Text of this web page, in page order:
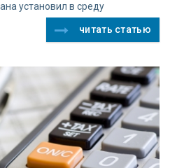
установил в среду
читать статью